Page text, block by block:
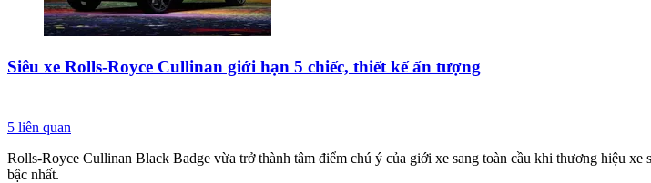
Siêu xe Rolls-Royce Cullinan giới hạn 5 chiếc, thiết kế ấn tượng
5 liên quan
Rolls-Royce Cullinan Black Badge vừa trở thành tâm điểm chú ý của giới xe sang toàn cầu khi thương hiệu
bậc nhất.